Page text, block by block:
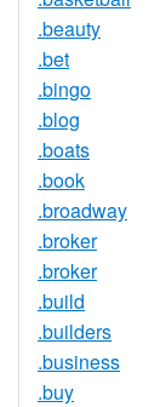
.beauty
.bet
.bingo
.blog
.boats
.book
.broadway
.broker
.broker
.build
.builders
.business
.buy